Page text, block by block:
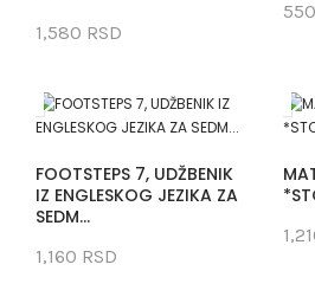
1,580 RSD
FOOTSTEPS 7, UDŽBENIK
IZ ENGLESKOG JEZIKA ZA
SEDM...
1,160 RSD